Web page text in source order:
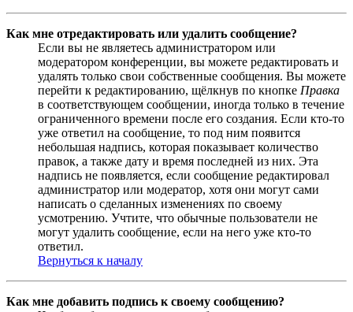
Как мне отредактировать или удалить сообщение?
Если вы не являетесь администратором или
модератором конференции, вы можете редактировать и
удалять только свои собственные сообщения. Вы можете
перейти к редактированию, щёлкнув по кнопке Правка
в соответствующем сообщении, иногда только в течение
ограниченного времени после его создания. Если кто-то
уже ответил на сообщение, то под ним появится
небольшая надпись, которая показывает количество
правок, а также дату и время последней из них. Эта
надпись не появляется, если сообщение редактировал
администратор или модератор, хотя они могут сами
написать о сделанных изменениях по своему
усмотрению. Учтите, что обычные пользователи не
могут удалить сообщение, если на него уже кто-то
ответил.
Вернуться к началу
Как мне добавить подпись к своему сообщению?